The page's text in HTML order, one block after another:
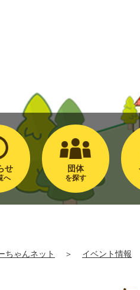
せ
へ
団体
を探す
ちゃんネット ＞ イベント情報